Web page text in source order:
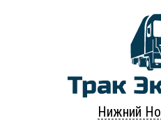
Нижний